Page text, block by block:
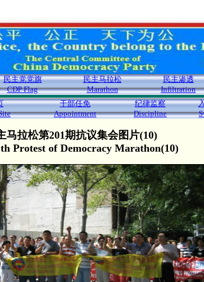
民主党党旗
CDP Flag
民主马拉松
Marathon
民主渗透
Infiltration
干部任免
Appointment
纪律监察
Discipline
马拉松第201期抗议集会图片(10)
Protest of Democracy Marathon(10)